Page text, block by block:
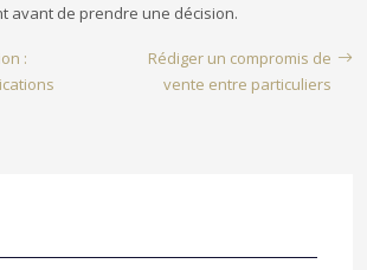
avant de prendre une décision.
:
Rédiger un compromis de
vente entre particuliers